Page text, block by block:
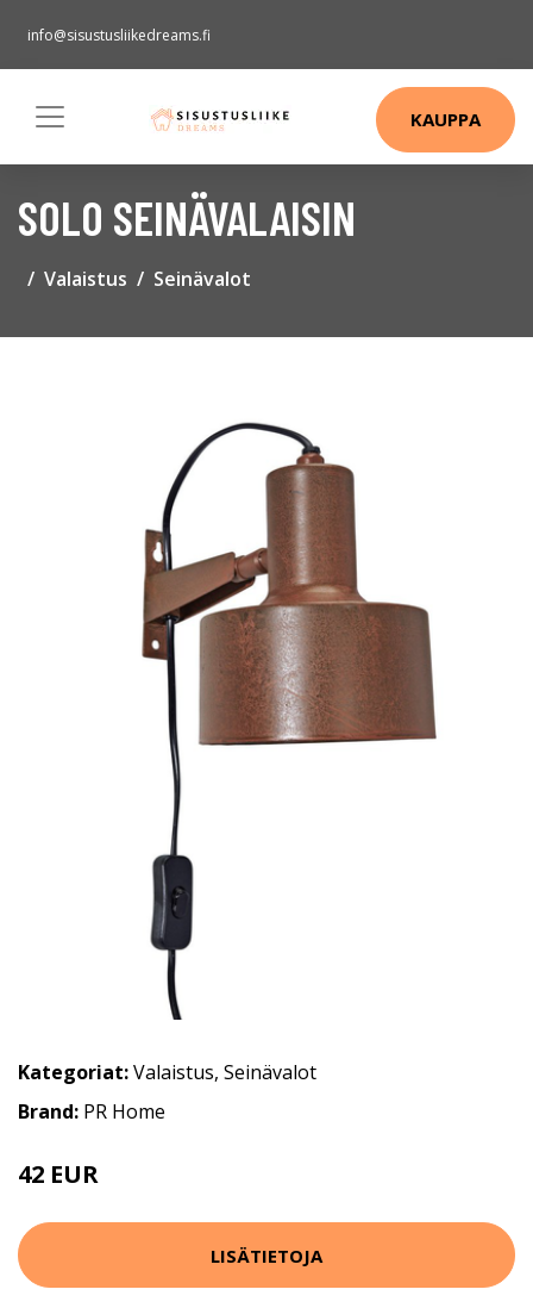
info@sisustusliikedreams.fi
KAUPPA
SOLO SEINÄVALAISIN
Valaistus Seinävalot
Kategoriat:Valaistus, Seinävalot
Brand: PR Home
42 EUR
LISÄTIETOJA